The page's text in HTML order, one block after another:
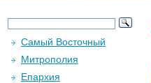
Самый Восточный
Митрополия
Епархия